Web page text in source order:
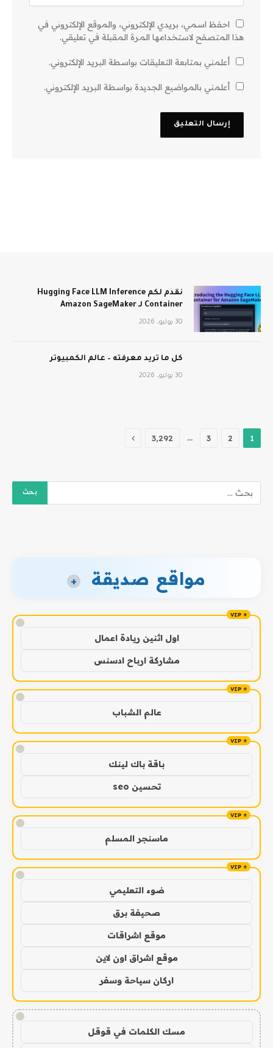
احفظ اسمي، بريدي الإلكتروني، والموقع الإلكتروني في
هذا المتصفح لاستخدامها المرة المقبلة في تعليقي.
أعلمني بمتابعة التعليقات بواسطة البريد الإلكتروني.
أعلمني بالمواضيع الجديدة بواسطة البريد الإلكتروني.
نقدم لكم Hugging Face LLM Inference
Container لـ Amazon SageMaker
30 يوليو، 2026
كل ما تريد معرفته – عالم الكمبيوتر
30 يوليو، 2026
1
2
3
… 3٬292 التالي
مواقع صديقة +
!
اول اثنين ريادة اعمال
مشاركة ارباح ادسنس
!
عالم الشباب
!
باقة باك لينك
تحسين seo
!
ماسنجر المسلم
!
ضوء التعليمي
صحيفة برق
موقع اشراقات
موقع اشراق اون لاين
اركان سياحة وسفر
!
مسك الكلمات في قوقل